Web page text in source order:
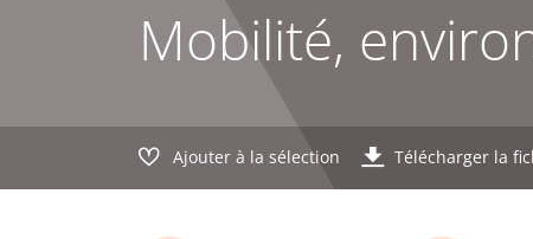
Mobilité,
Ajouter à la sélection Télécharger la